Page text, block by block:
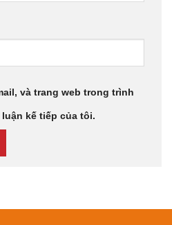
và trang web trong trình
kế tiếp của tôi.